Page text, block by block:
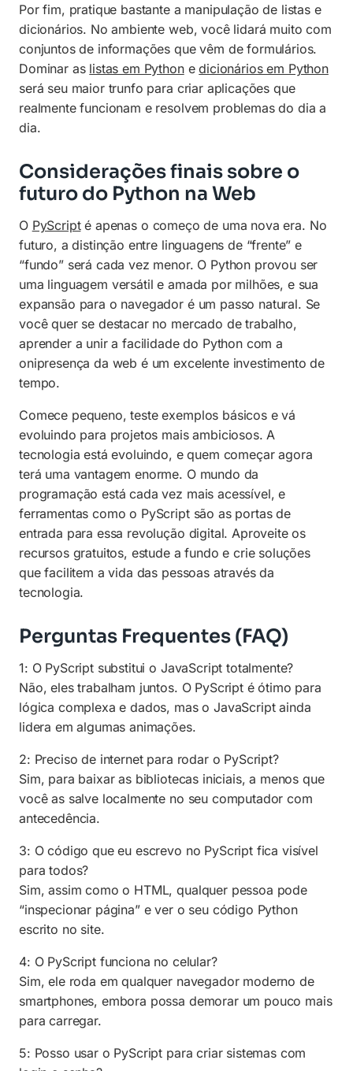
Por fim, pratique bastante a manipulação de listas e
dicionários. No ambiente web, você lidará muito com
conjuntos de informações que vêm de formulários.
Dominar as listas em Pythonedicionários em Python
será seu maior trunfo para criar aplicações que
realmente funcionam e resolvem problemas do dia a
dia.
Considerações finais sobre o
futuro do Python na Web
O PyScripté apenas o começo de uma nova era. No
futuro, a distinção entre linguagens de “frente” e
“fundo” será cada vez menor. O Python provou ser
uma linguagem versátil e amada por milhões, e sua
expansão para o navegador é um passo natural. Se
você quer se destacar no mercado de trabalho,
aprender a unir a facilidade do Python com a
onipresença da web é um excelente investimento de
tempo.
Comece pequeno, teste exemplos básicos e vá
evoluindo para projetos mais ambiciosos. A
tecnologia está evoluindo, e quem começar agora
terá uma vantagem enorme. O mundo da
programação está cada vez mais acessível, e
ferramentas como o PyScript são as portas de
entrada para essa revolução digital. Aproveite os
recursos gratuitos, estude a fundo e crie soluções
que facilitem a vida das pessoas através da
tecnologia.
Perguntas Frequentes (FAQ)
1: O PyScript substitui o JavaScript totalmente?
Não, eles trabalham juntos. O PyScript é ótimo para
lógica complexa e dados, mas o JavaScript ainda
lidera em algumas animações.
2: Preciso de internet para rodar o PyScript?
Sim, para baixar as bibliotecas iniciais, a menos que
você as salve localmente no seu computador com
antecedência.
3: O código que eu escrevo no PyScript fica visível
para todos?
Sim, assim como o HTML, qualquer pessoa pode
“inspecionar página” e ver o seu código Python
escrito no site.
4: O PyScript funciona no celular?
Sim, ele roda em qualquer navegador moderno de
smartphones, embora possa demorar um pouco mais
para carregar.
5: Posso usar o PyScript para criar sistemas com